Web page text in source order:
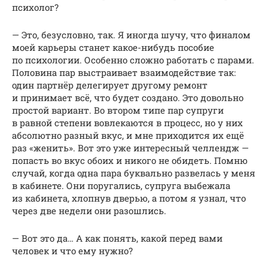
психолог?
— Это, безусловно, так. Я иногда шучу, что финалом
моей карьеры станет какое-нибудь пособие
по психологии. Особенно сложно работать с парами.
Половина пар выстраивает взаимодействие так:
один партнёр делегирует другому ремонт
и принимает всё, что будет создано. Это довольно
простой вариант. Во втором типе пар супруги
в равной степени вовлекаются в процесс, но у них
абсолютно разный вкус, и мне приходится их ещё
раз «женить». Вот это уже интересный челлендж —
попасть во вкус обоих и никого не обидеть. Помню
случай, когда одна пара буквально развелась у меня
в кабинете. Они поругались, супруга выбежала
из кабинета, хлопнув дверью, а потом я узнал, что
через две недели они разошлись.
— Вот это да… А как понять, какой перед вами
человек и что ему нужно?